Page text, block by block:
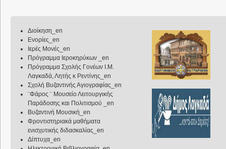
Διοίκηση_en
Ενορίες_en
Ιερές Μονές_en
Πρόγραμμα Ιεροκηρύκων _en
Πρόγραμμα Σχολής Γονέων Ι.Μ.
Λαγκαδά, Λητής κ Ρεντίνης_en
Σχολή Βυζαντινής Αγιογραφίας_en
¨Φάρος ¨ Μουσείο Λειτουργικής
Παράδοσης και Πολιτισμού _en
Βυζαντινή Μουσική_en
Φροντιστηριακά μαθήματα
ενισχυτικής διδασκαλίας_en
Δίπτυχα_en